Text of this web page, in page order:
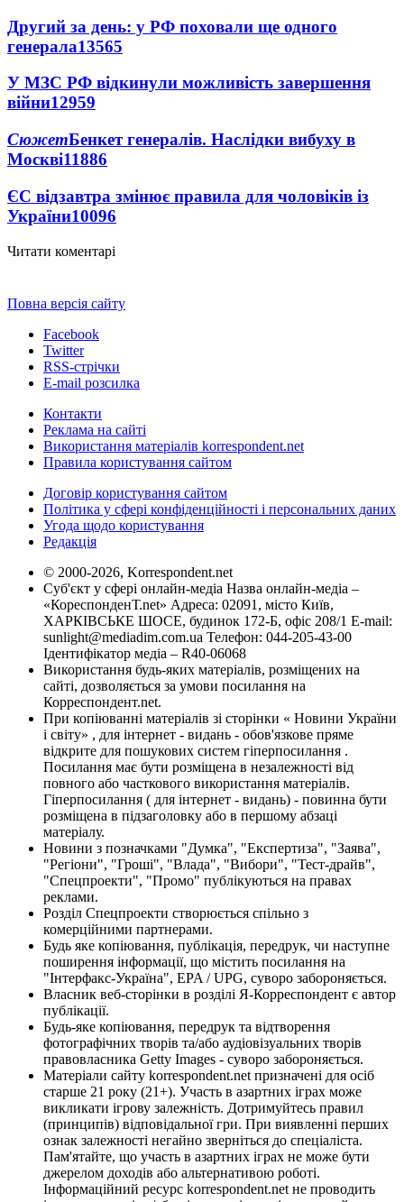
Другий за день: у РФ поховали ще одного
генерала13565
У МЗС РФ відкинули можливість завершення
війни12959
СюжетБенкет генералів. Наслідки вибуху в
Москві11886
ЄС відзавтра змінює правила для чоловіків із
України10096
Читати коментарі
Повна версія сайту
Facebook
Twitter
RSS-стрічки
E-mail розсилка
Контакти
Реклама на сайті
Використання матеріалів korrespondent.net
Правила користування сайтом
Договір користування сайтом
Політика у сфері конфіденційності і персональних даних
Угода щодо користування
Редакція
© 2000-2026, Korrespondent.net
Суб'єкт у сфері онлайн-медіа Назва онлайн-медіа –
«КореспонденТ.net» Адреса: 02091, місто Київ,
ХАРКІВСЬКЕ ШОСЕ, будинок 172-Б, офіс 208/1 E-mail:
sunlight@mediadim.com.ua Телефон: 044-205-43-00
Ідентифікатор медіа – R40-06068
Використання будь-яких матеріалів, розміщених на
сайті, дозволяється за умови посилання на
Корреспондент.net.
При копіюванні матеріалів зі сторінки « Новини України
і світу» , для інтернет - видань - обов'язкове пряме
відкрите для пошукових систем гіперпосилання .
Посилання має бути розміщена в незалежності від
повного або часткового використання матеріалів.
Гіперпосилання ( для інтернет - видань) - повинна бути
розміщена в підзаголовку або в першому абзаці
матеріалу.
Новини з позначками "Думка", "Експертиза", "Заява",
"Регіони", "Гроші", "Влада", "Вибори", "Тест-драйв",
"Спецпроекти", "Промо" публікуються на правах
реклами.
Розділ Спецпроекти створюється спільно з
комерційними партнерами.
Будь яке копіювання, публікація, передрук, чи наступне
поширення інформації, що містить посилання на
"Інтерфакс-Україна", EPA / UPG, суворо забороняється.
Власник веб-сторінки в розділі Я-Корреспондент є автор
публікації.
Будь-яке копіювання, передрук та відтворення
фотографічних творів та/або аудіовізуальних творів
правовласника Getty Images - суворо забороняється.
Матеріали сайту korrespondent.net призначені для осіб
старше 21 року (21+). Участь в азартних іграх може
викликати ігрову залежність. Дотримуйтесь правил
(принципів) відповідальної гри. При виявленні перших
ознак залежності негайно зверніться до спеціаліста.
Пам'ятайте, що участь в азартних іграх не може бути
джерелом доходів або альтернативою роботі.
Інформаційний ресурс korrespondent.net не проводить